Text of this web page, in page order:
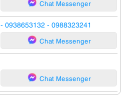
Chat Messenger
- 0938653132 - 0988323241
Chat Messenger
Chat Messenger